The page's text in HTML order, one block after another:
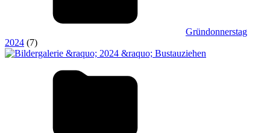
Gründonnerstag
2024 (7)